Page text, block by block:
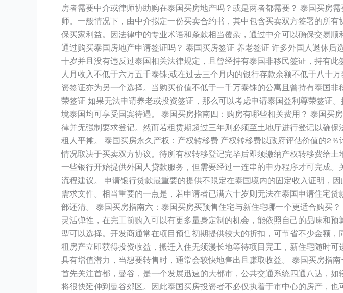
房者需要中介或律师协助购在泰国买房地产吗？或是两者都需要？ 泰国买房
师。一般情况下，由中介拟定一份买卖合约书，其中包含买卖双方签署的所
保买家利益。因法律中的专业术语和条款相当覆杂，通过中介可以确保交易
通过购买泰国房地产申请签证吗？ 泰国买房签证 养老签证 许多外国人退休
十岁并且没有违反过泰国相关法律规定，且曾经持有泰国非移民签证，持有
人月收入不低于六万五千泰铢;或在过去三个月内的银行存款余额不低于八十
资签证亦为另一个选择。当购买价值不低于一千万泰铢的公寓且曾持有泰国
荣签证 如果无法申请养老或投资签证，那么可以考虑申请泰国益利尊荣签证
境泰国均可享受国宾待遇。 泰国买房指南四：购房有哪些相关费用？ 泰国
律并无强制要求登记。然而若租赁期超过三年则必须至土地厅进行登记以确
租人平摊。 泰国买房永久产权：产权转移费 产权转移费以政府评估价值的2
情况取决于买卖双方协议。待所有权转移登记完毕后即须缴纳产权转移费给
一些银行开始提供外国人贷款服务，但需要经过一连串的申办程序才可完成
流程建议。 申请银行贷款最重要的提供不限定在泰国境内的固定收入证明，
需求文件。相当重要的一点是，若申请者已满六十岁则无法在泰国申请住宅
部还清。 泰国买房指南六：泰国买房买预售住宅与新住宅哪一个更适合购买
灵活弹性，在完工前购入可以有更多量身定制的机会，能依照自己的品味和
型可以选择。开发商通常在项目预售初期提供较大的折扣，可节省不少金额
租房产立即获得投资收益，搬迁入住无须漫长地等待项目完工，新住宅随时
具有增值潜力，当想要转售时，通常会较快地售出且赚取收益。 泰国买房指
首先关注首都，曼谷，是一个发展迅速的大都市，公共交通系统四通八达，
将很快延伸到曼谷郊区。因此泰国买房投资者不必仅执着于市中心的房产，
的
10
件
事